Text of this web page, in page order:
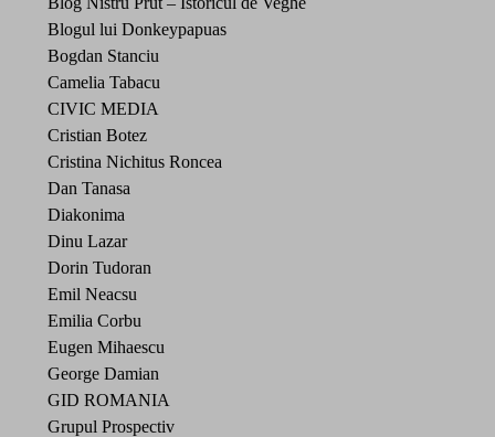
Blogul lui Donkeypapuas
Bogdan Stanciu
Camelia Tabacu
CIVIC MEDIA
Cristian Botez
Cristina Nichitus Roncea
Dan Tanasa
Diakonima
Dinu Lazar
Dorin Tudoran
Emil Neacsu
Emilia Corbu
Eugen Mihaescu
George Damian
GID ROMANIA
Grupul Prospectiv